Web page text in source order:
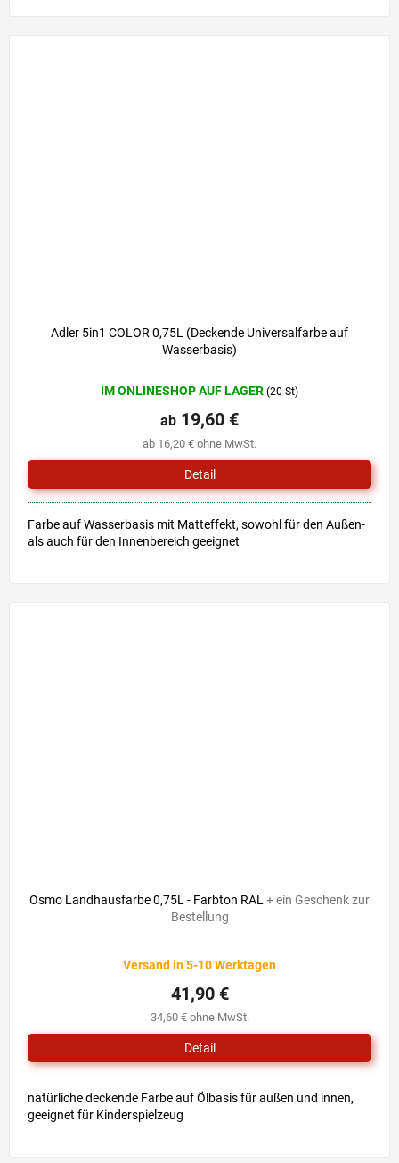
Adler 5in1 COLOR 0,75L (Deckende Universalfarbe auf
Wasserbasis)
IM ONLINESHOP AUF LAGER (20 St)
ab 16,20 € ohne MwSt.
ab 19,60 €
Detail
Farbe auf Wasserbasis mit Matteffekt, sowohl für den Außen-
als auch für den Innenbereich geeignet
Osmo Landhausfarbe 0,75L - Farbton RAL+ ein Geschenk zur
Bestellung
durchschnittliche
Produktbewertung
ist
5,0
von
5
Sternen.
Versand in 5-10 Werktagen
34,60 € ohne MwSt.
41,90 €
Detail
natürliche deckende Farbe auf Ölbasis für außen und innen,
geeignet für Kinderspielzeug